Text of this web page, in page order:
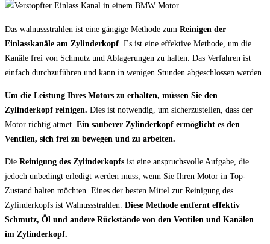
Das walnussstrahlen ist eine gängige Methode zum Reinigen der
Einlasskanäle am Zylinderkopf . Es ist eine effektive Methode, um die
Kanäle frei von Schmutz und Ablagerungen zu halten. Das Verfahren ist
einfach durchzuführen und kann in wenigen Stunden abgeschlossen werden.
Um die Leistung Ihres Motors zu erhalten, müssen Sie den
Zylinderkopf reinigen. Dies ist notwendig, um sicherzustellen, dass der
Motor richtig atmet. Ein sauberer Zylinderkopf ermöglicht es den
Ventilen, sich frei zu bewegen und zu arbeiten.
Die Reinigung des Zylinderkopfs ist eine anspruchsvolle Aufgabe, die
jedoch unbedingt erledigt werden muss, wenn Sie Ihren Motor in Top-
Zustand halten möchten. Eines der besten Mittel zur Reinigung des
Zylinderkopfs ist Walnussstrahlen. Diese Methode entfernt effektiv
Schmutz, Öl und andere Rückstände von den Ventilen und Kanälen
im Zylinderkopf.